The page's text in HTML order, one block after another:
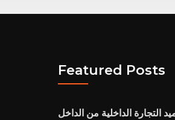
Featured Posts
التجارة الداخلية من الداخل